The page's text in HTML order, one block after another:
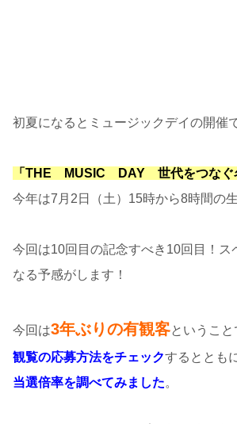
初夏になるとミュージックデイの開催
「THE MUSIC DAY 世代をつなぐ
今年は7月2日（土）15時から8時間の
今回は10回目の記念すべき10回目！ス
なる予感がします！
今回は3年ぶりの有観客ということ
観覧の応募方法をチェックするととも
当選倍率を調べてみました。